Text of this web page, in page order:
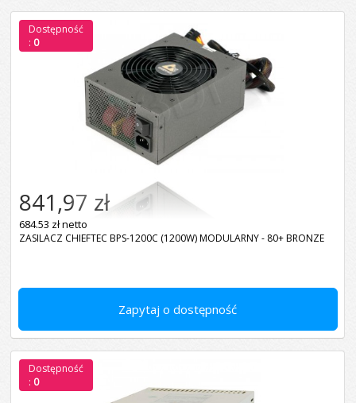
Zapytaj o dostępność
841,97 zł
684.53 zł netto
ZASILACZ CHIEFTEC BPS-1200C (1200W) MODULARNY - 80+ BRONZE
Dostępność
: 0
Dostępność
: 0